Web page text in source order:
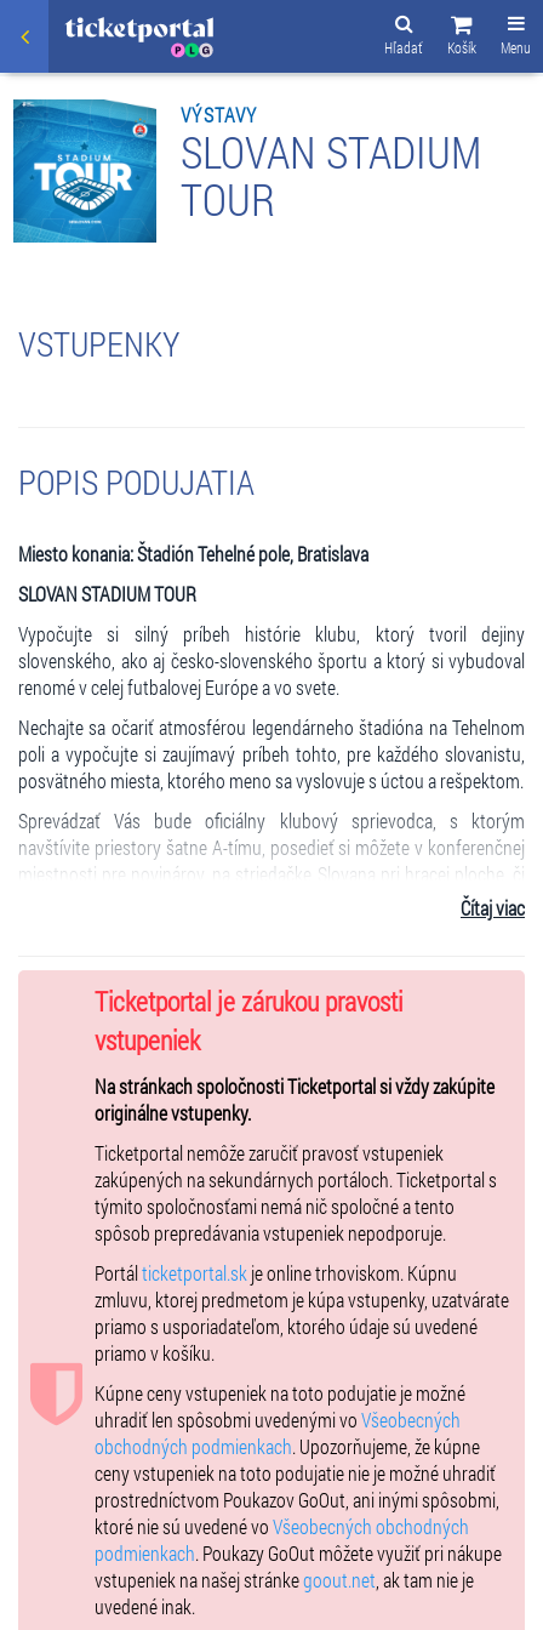
Menu
Košík
Hľadať
VÝSTAVY
SLOVAN STADIUM
TOUR
VSTUPENKY
POPIS PODUJATIA
Miesto konania: Štadión Tehelné pole, Bratislava
SLOVAN STADIUM TOUR
Vypočujte si silný príbeh histórie klubu, ktorý tvoril dejiny
slovenského, ako aj česko-slovenského športu a ktorý si vybudoval
renomé v celej futbalovej Európe a vo svete.
Nechajte sa očariť atmosférou legendárneho štadióna na Tehelnom
poli a vypočujte si zaujímavý príbeh tohto, pre každého slovanistu,
posvätného miesta, ktorého meno sa vyslovuje s úctou a rešpektom.
Sprevádzať Vás bude oficiálny klubový sprievodca, s ktorým
navštívite priestory šatne A-tímu, posedieť si môžete v konferenčnej
miestnosti pre novinárov, na striedačke Slovana pri hracej ploche, či
vo VIP priestoroch. Prehliadka bude ukončená v priestoroch
Termíny prehliadok:
22.05.2026 od 16:30 - do 17:30 , od 18:00 - do 19:00
23.05.2026 od 15:00 - do 16:00 , od 16:30 - do 17:30 , od 18:00 – do
24.05.2026 od 15:00 - do 16:00 , od 16:30 - do 17:30 , od 18:00 – do
11.06.2026 od 17:15 - do 18:15
12.06.2026 od 16:30 - do 17:30 , od 18:00 - do 19:00
13.06.2026 od 15:00 - do 16:00 , od 16:30 - do 17:30 , od 18:00 – do
14.06.2026 od 15:00 - do 16:00 , od 16:30 - do 17:30 , od 18:00 – do
24.06.2026 od 17:15 - do 18:15
25.06.2026 od 17:15 - do 18:15
26.06.2026 od 16:30 - do 17:30 , od 18:00 - do 19:00
27.06.2026 od 15:00 - do 16:00 , od 16:30 - do 17:30 , od 18:00 – do
28.06.2026 od 15:00 - do 16:00 , od 16:30 - do 17:30 , od 18:00 – do
Predaj vstupeniek sa uzatvára v deň prehliadky o 14:00 hod.
Čítaj viac
Ticketportal je zárukou pravosti
vstupeniek
Na stránkach spoločnosti Ticketportal si vždy zakúpite
originálne vstupenky.
Ticketportal nemôže zaručiť pravosť vstupeniek
zakúpených na sekundárnych portáloch. Ticketportal s
týmito spoločnosťami nemá nič spoločné a tento
spôsob prepredávania vstupeniek nepodporuje.
Portálticketportal.sk je online trhoviskom. Kúpnu
zmluvu, ktorej predmetom je kúpa vstupenky, uzatvárate
priamo s usporiadateľom, ktorého údaje sú uvedené
priamo v košíku.
Kúpne ceny vstupeniek na toto podujatie je možné
uhradiť len spôsobmi uvedenými voVšeobecných
obchodných podmienkach. Upozorňujeme, že kúpne
ceny vstupeniek na toto podujatie nie je možné uhradiť
prostredníctvom Poukazov GoOut, ani inými spôsobmi,
ktoré nie sú uvedené voVšeobecných obchodných
podmienkach. Poukazy GoOut môžete využiť pri nákupe
vstupeniek na našej stránkegoout.net , ak tam nie je
uvedené inak.